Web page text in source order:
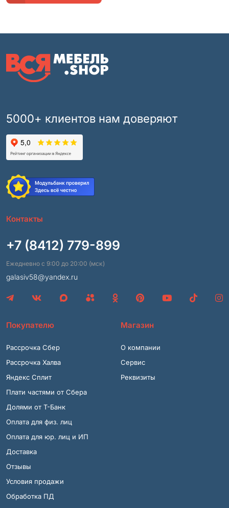
5000+ клиентов нам доверяют
Контакты
+7 (8412) 779-899
Ежедневно с 9:00 до 20:00 (мск)
galasiv58@yandex.ru
Покупателю
Рассрочка Сбер
Рассрочка Халва
Яндекс Сплит
Плати частями от Сбера
Долями от Т-Банк
Оплата для физ. лиц
Оплата для юр. лиц и ИП
Доставка
Отзывы
Условия продажи
Обработка ПД
Магазин
О компании
Сервис
Реквизиты